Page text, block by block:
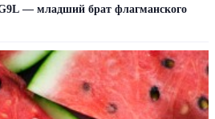
— младший брат флагманского